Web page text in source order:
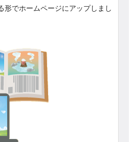
形でホームページにアップしまし